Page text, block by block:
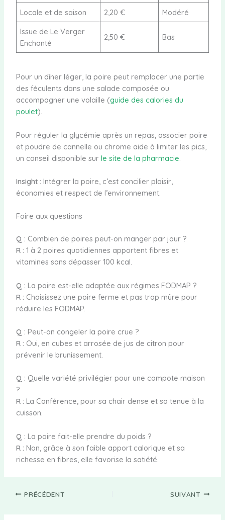
Locale et de saison
2,20 €
Modéré
Issue de Le Verger
Enchanté
2,50 € Bas
Pour un dîner léger, la poire peut remplacer une partie
des féculents dans une salade composée ou
accompagner une volaille (guide des calories du
poulet).
Pour réguler la glycémie après un repas, associer poire
et poudre de cannelle ou chrome aide à limiter les pics,
un conseil disponible sur le site de la pharmacie
Insight : Intégrer la poire, c’est concilier plaisir,
économies et respect de l’environnement.
Foire aux questions
Q : Combien de poires peut-on manger par jour ?
R : 1 à 2 poires quotidiennes apportent fibres et
vitamines sans dépasser 100 kcal.
Q : La poire est-elle adaptée aux régimes FODMAP ?
R : Choisissez une poire ferme et pas trop mûre pour
réduire les FODMAP.
Q : Peut-on congeler la poire crue ?
R : Oui, en cubes et arrosée de jus de citron pour
prévenir le brunissement.
Q : Quelle variété privilégier pour une compote maison
?
R : La Conférence, pour sa chair dense et sa tenue à la
cuisson.
Q : La poire fait-elle prendre du poids ?
R : Non, grâce à son faible apport calorique et sa
richesse en fibres, elle favorise la satiété.
PRÉCÉDENT SUIVANT